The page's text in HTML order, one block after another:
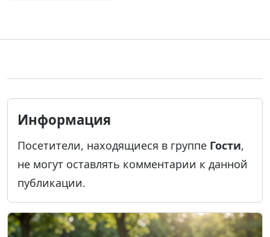
Информация
Посетители, находящиеся в группе Гости,
не могут оставлять комментарии к данной
публикации.